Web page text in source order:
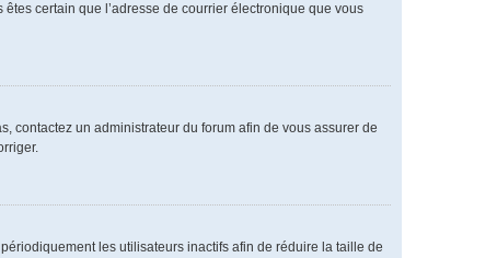
certain que l’adresse de courrier électronique que vous
contactez un administrateur du forum afin de vous assurer de
les utilisateurs inactifs afin de réduire la taille de